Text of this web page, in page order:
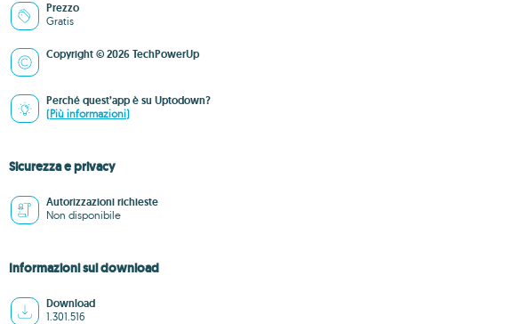
Prezzo
Gratis
Copyright © 2026 TechPowerUp
Perché quest’app è su Uptodown?
(Più informazioni)
Sicurezza e privacy
Autorizzazioni richieste
Non disponibile
Informazioni sul download
Download
1.301.516